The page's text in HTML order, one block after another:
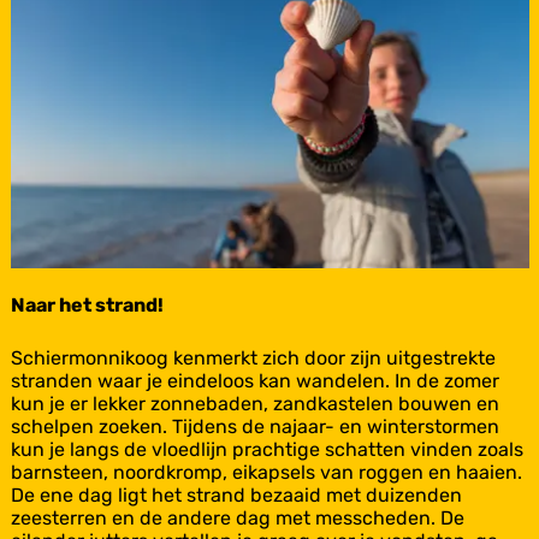
Naar het strand!
N
a
a
r
h
e
t
s
Schiermonnikoog kenmerkt zich door zijn uitgestrekte
stranden waar je eindeloos kan wandelen. In de zomer
kun je er lekker zonnebaden, zandkastelen bouwen en
schelpen zoeken. Tijdens de najaar- en winterstormen
kun je langs de vloedlijn prachtige schatten vinden zoals
barnsteen, noordkromp, eikapsels van roggen en haaien.
De ene dag ligt het strand bezaaid met duizenden
zeesterren en de andere dag met messcheden. De